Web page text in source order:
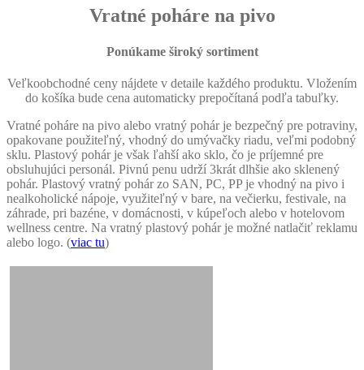
Vratné poháre na pivo
Ponúkame široký sortiment
Veľkoobchodné ceny nájdete v detaile každého produktu. Vložením
do košíka bude cena automaticky prepočítaná podľa tabuľky.
Vratné poháre na pivo alebo vratný pohár je bezpečný pre potraviny,
opakovane použiteľný, vhodný do umývačky riadu, veľmi podobný
sklu. Plastový pohár je však ľahší ako sklo, čo je príjemné pre
obsluhujúci personál. Pivnú penu udrží 3krát dlhšie ako sklenený
pohár. Plastový vratný pohár zo SAN, PC, PP je vhodný na pivo i
nealkoholické nápoje, využiteľný v bare, na večierku, festivale, na
záhrade, pri bazéne, v domácnosti, v kúpeľoch alebo v hotelovom
wellness centre. Na vratný plastový pohár je možné natlačiť reklamu
alebo logo. (viac tu)